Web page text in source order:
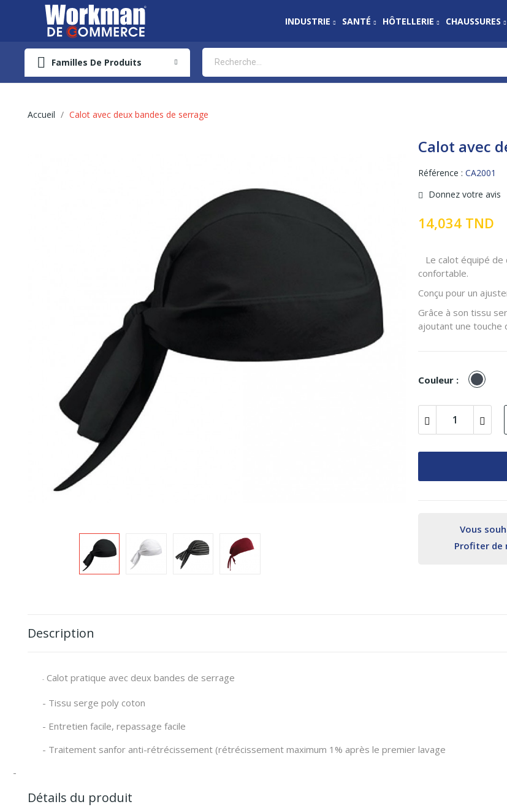
INDUSTRIE SANTÉ HÔTELLERIE CHAUSSURES
Familles De Produits
Accueil Calot avec deux bandes de serrage
Calot avec
Référence : CA2001
Donnez votre avis
14,034 TND
Le calot équipé de
confortable.
Conçu pour un
Grâce à son tissu
ajoutant une touche
Couleur : Noir
Vous
Profiter de
Description
- Calot pratique avec deux bandes de serrage
- Tissu serge poly coton
- Entretien facile, repassage facile
- Traitement sanfor anti-rétrécissement (rétrécissement maximum 1% après le premier lavage
-
Détails du produit